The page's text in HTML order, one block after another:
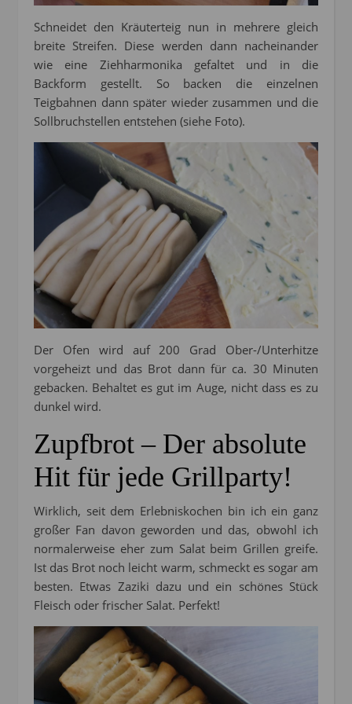
Schneidet den Kräuterteig nun in mehrere gleich
breite Streifen. Diese werden dann nacheinander
wie eine Ziehharmonika gefaltet und in die
Backform gestellt. So backen die einzelnen
Teigbahnen dann später wieder zusammen und die
Sollbruchstellen entstehen (siehe Foto).
Der Ofen wird auf 200 Grad Ober-/Unterhitze
vorgeheizt und das Brot dann für ca. 30 Minuten
gebacken. Behaltet es gut im Auge, nicht dass es zu
dunkel wird.
Zupfbrot – Der absolute
Hit für jede Grillparty!
Wirklich, seit dem Erlebniskochen bin ich ein ganz
großer Fan davon geworden und das, obwohl ich
normalerweise eher zum Salat beim Grillen greife.
Ist das Brot noch leicht warm, schmeckt es sogar am
besten. Etwas Zaziki dazu und ein schönes Stück
Fleisch oder frischer Salat. Perfekt!